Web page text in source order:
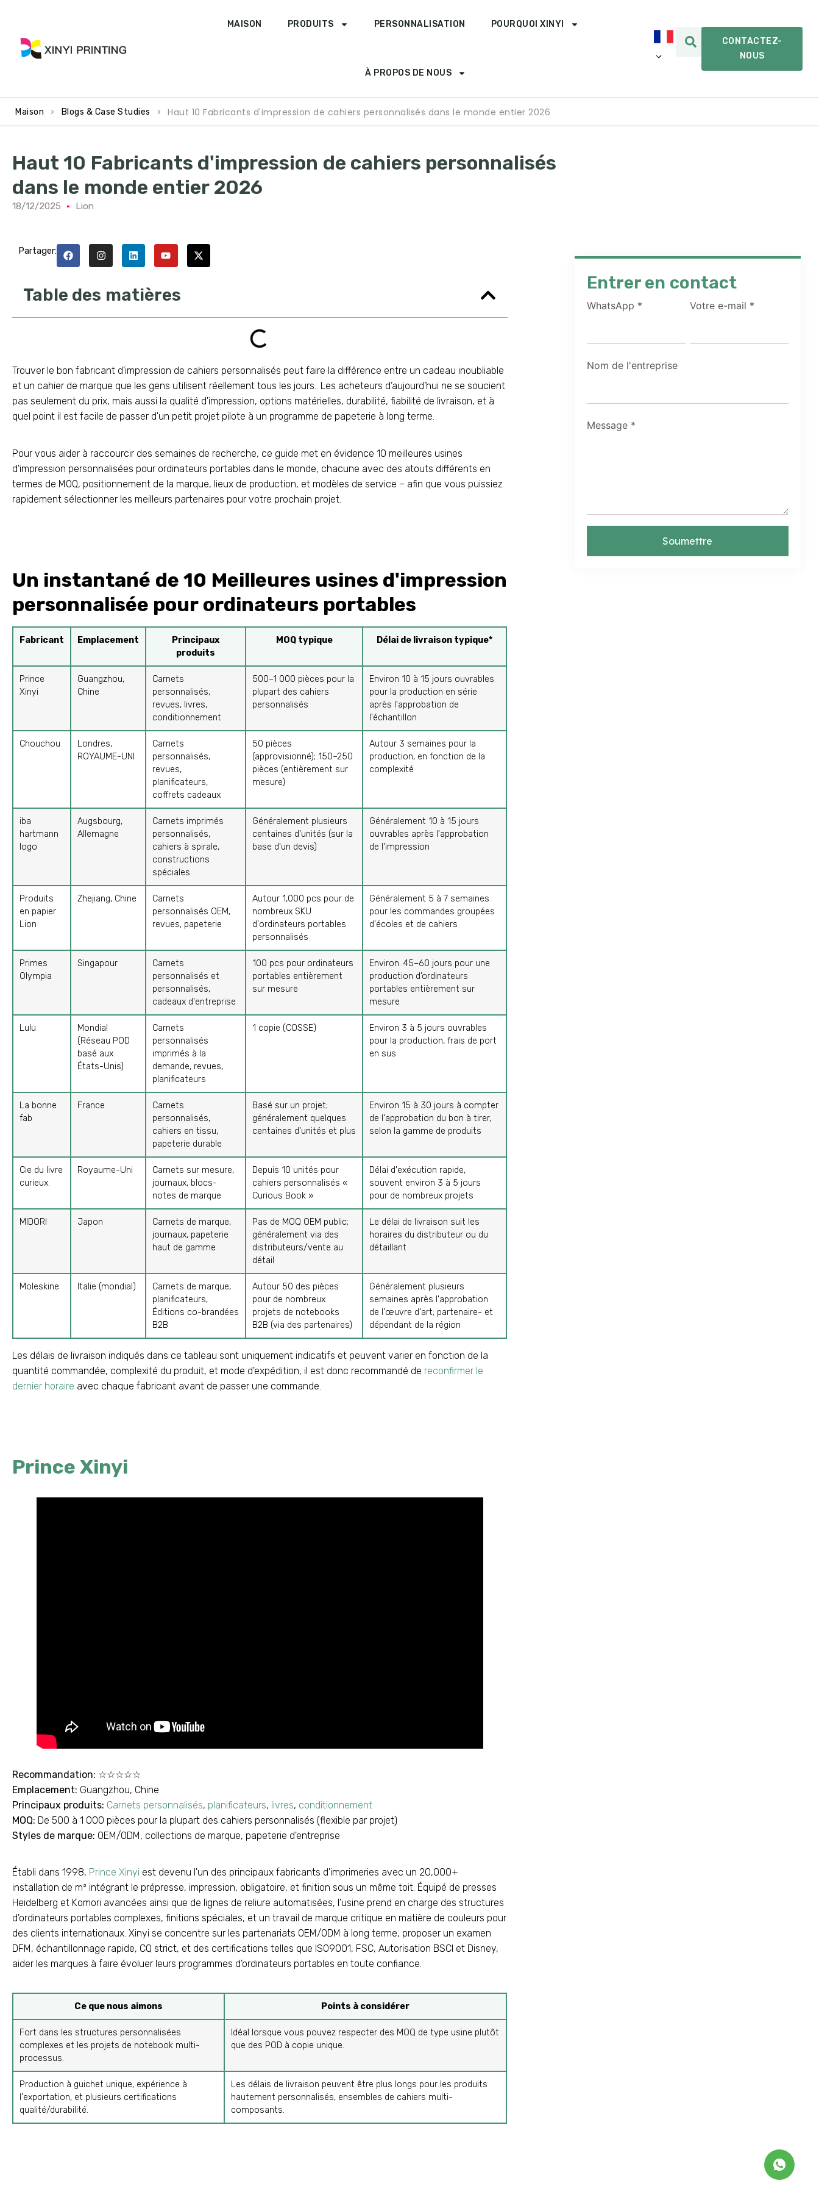
MAISON PRODUITS PERSONNALISATION POURQUOI XINYI
À PROPOS DE NOUS
CONTACTEZ-
NOUS
Maison > Blogs & Case Studies > Haut 10 Fabricants d'impression de cahiers personnalisés dans le monde entier 2026
Haut 10 Fabricants d'impression de cahiers personnalisés
dans le monde entier 2026
18/12/2025 Lion
Partager:
Table des matières
Trouver le bon fabricant d'impression de cahiers personnalisés peut faire la différence entre un cadeau inoubliable
et un cahier de marque que les gens utilisent réellement tous les jours.. Les acheteurs d’aujourd’hui ne se soucient
pas seulement du prix, mais aussi la qualité d'impression, options matérielles, durabilité, fiabilité de livraison, et à
quel point il est facile de passer d'un petit projet pilote à un programme de papeterie à long terme.
Pour vous aider à raccourcir des semaines de recherche, ce guide met en évidence 10 meilleures usines
d'impression personnalisées pour ordinateurs portables dans le monde, chacune avec des atouts différents en
termes de MOQ, positionnement de la marque, lieux de production, et modèles de service – afin que vous puissiez
rapidement sélectionner les meilleurs partenaires pour votre prochain projet.
Un instantané de 10 Meilleures usines d'impression
personnalisée pour ordinateurs portables
Fabricant Emplacement
Principaux
produits
MOQ typique Délai de livraison typique*
Prince
Xinyi
Guangzhou,
Chine
Carnets
personnalisés,
revues, livres,
conditionnement
500–1 000 pièces pour la
plupart des cahiers
personnalisés
Environ 10 à 15 jours ouvrables
pour la production en série
après l'approbation de
l'échantillon
Chouchou
Londres,
ROYAUME-UNI
Carnets
personnalisés,
revues,
planificateurs,
coffrets cadeaux
50 pièces
(approvisionné); 150–250
pièces (entièrement sur
mesure)
Autour 3 semaines pour la
production, en fonction de la
complexité
iba
hartmann
logo
Augsbourg,
Allemagne
Carnets imprimés
personnalisés,
cahiers à spirale,
constructions
spéciales
Généralement plusieurs
centaines d'unités (sur la
base d'un devis)
Généralement 10 à 15 jours
ouvrables après l'approbation
de l'impression
Produits
en papier
Lion
Zhejiang, Chine
Carnets
personnalisés OEM,
revues, papeterie
Autour 1,000 pcs pour de
nombreux SKU
d'ordinateurs portables
personnalisés
Généralement 5 à 7 semaines
pour les commandes groupées
d'écoles et de cahiers
Primes
Olympia
Singapour
Carnets
personnalisés et
personnalisés,
cadeaux d'entreprise
100 pcs pour ordinateurs
portables entièrement
sur mesure
Environ. 45–60 jours pour une
production d’ordinateurs
portables entièrement sur
mesure
Lulu
Mondial
(Réseau POD
basé aux
États-Unis)
Carnets
personnalisés
imprimés à la
demande, revues,
planificateurs
1 copie (COSSE)
Environ 3 à 5 jours ouvrables
pour la production, frais de port
en sus
La bonne
fab
France
Carnets
personnalisés,
cahiers en tissu,
papeterie durable
Basé sur un projet;
généralement quelques
centaines d'unités et plus
Environ 15 à 30 jours à compter
de l'approbation du bon à tirer,
selon la gamme de produits
Cie du livre
curieux.
Royaume-Uni
Carnets sur mesure,
journaux, blocs-
notes de marque
Depuis 10 unités pour
cahiers personnalisés «
Curious Book »
Délai d'exécution rapide,
souvent environ 3 à 5 jours
pour de nombreux projets
MIDORI Japon
Carnets de marque,
journaux, papeterie
haut de gamme
Pas de MOQ OEM public;
généralement via des
distributeurs/vente au
détail
Le délai de livraison suit les
horaires du distributeur ou du
détaillant
Moleskine Italie (mondial)
Carnets de marque,
planificateurs,
Éditions co-brandées
B2B
Autour 50 des pièces
pour de nombreux
projets de notebooks
B2B (via des partenaires)
Généralement plusieurs
semaines après l'approbation
de l'œuvre d'art; partenaire- et
dépendant de la région
Les délais de livraison indiqués dans ce tableau sont uniquement indicatifs et peuvent varier en fonction de la
quantité commandée, complexité du produit, et mode d'expédition, il est donc recommandé de reconfirmer le
dernier horaire avec chaque fabricant avant de passer une commande.
Prince Xinyi
Recommandation: ☆☆☆☆☆
Emplacement: Guangzhou, Chine
Principaux produits: Carnets personnalisés, planificateurs, livres, conditionnement
MOQ: De 500 à 1 000 pièces pour la plupart des cahiers personnalisés (flexible par projet)
Styles de marque: OEM/ODM, collections de marque, papeterie d'entreprise
Établi dans 1998, Prince Xinyi est devenu l'un des principaux fabricants d'imprimeries avec un 20,000+
installation de m² intégrant le prépresse, impression, obligatoire, et finition sous un même toit. Équipé de presses
Heidelberg et Komori avancées ainsi que de lignes de reliure automatisées, l'usine prend en charge des structures
d'ordinateurs portables complexes, finitions spéciales, et un travail de marque critique en matière de couleurs pour
des clients internationaux. Xinyi se concentre sur les partenariats OEM/ODM à long terme, proposer un examen
DFM, échantillonnage rapide, CQ strict, et des certifications telles que ISO9001, FSC, Autorisation BSCI et Disney,
aider les marques à faire évoluer leurs programmes d'ordinateurs portables en toute confiance.
Ce que nous aimons Points à considérer
Fort dans les structures personnalisées
complexes et les projets de notebook multi-
processus.
Idéal lorsque vous pouvez respecter des MOQ de type usine plutôt
que des POD à copie unique.
Production à guichet unique, expérience à
l'exportation, et plusieurs certifications
qualité/durabilité.
Les délais de livraison peuvent être plus longs pour les produits
hautement personnalisés, ensembles de cahiers multi-
composants.
Entrer en contact
WhatsApp * Votre e-mail *
Nom de l'entreprise
Message *
Soumettre